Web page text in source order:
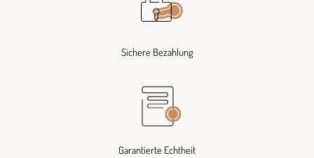
Sichere Bezahlung
Garantierte Echtheit